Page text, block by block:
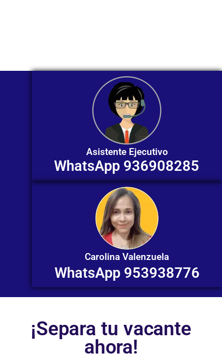
Asistente Ejecutivo
WhatsApp 936908285
Carolina Valenzuela
WhatsApp 953938776
¡Separa tu vacante
ahora!